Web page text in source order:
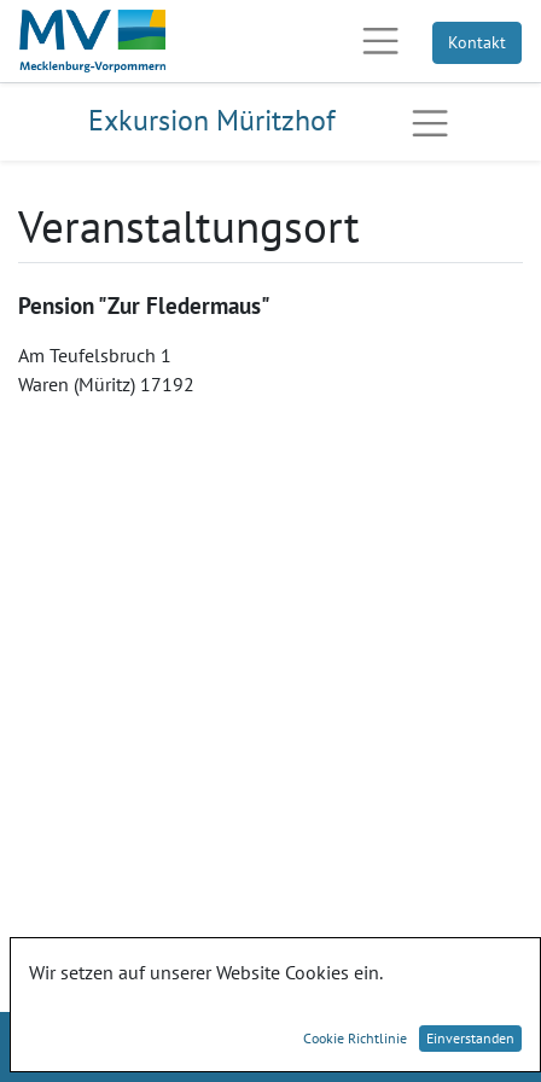
Kontakt
Exkursion Müritzhof
Veranstaltungsort
Pension "Zur Fledermaus"
Am Teufelsbruch 1
Waren (Müritz) 17192
Landesamt für Umwelt, Naturschutz und Geologie
Wir setzen auf unserer Website Cookies ein.
Cookie Richtlinie Einverstanden